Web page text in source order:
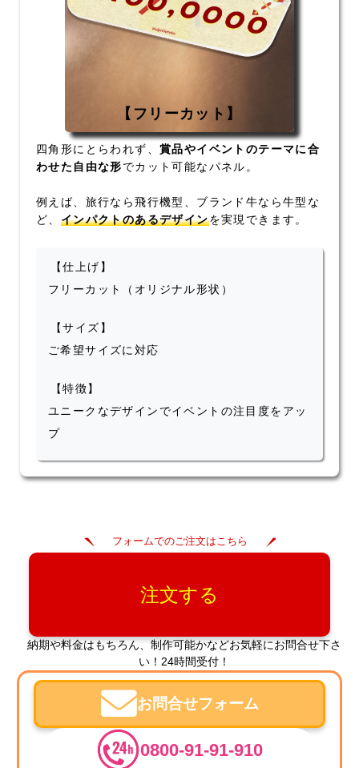
【フリーカット】
四角形にとらわれず、 賞品やイベントのテーマに合
わせた自由な形でカット可能なパネル。
例えば、旅行なら飛行機型、ブランド牛なら牛型な
ど、 インパクトのあるデザインを実現できます。
【仕上げ】
フリーカット（オリジナル形状）
【サイズ】
ご希望サイズに対応
【特徴】
ユニークなデザインでイベントの注目度をアッ
プ
フォームでのご注文はこちら
注文する
納期や料金はもちろん、制作可能かなどお気軽にお問合せ下さ
い！24時間受付！
お問合せフォーム
0800-91-91-910